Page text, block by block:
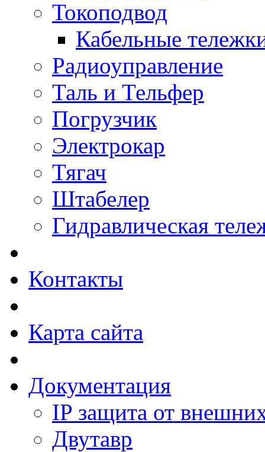
Токоподвод
Кабельные
Радиоуправление
Таль и Тельфер
Погрузчик
Электрокар
Тягач
Штабелер
Гидравлическая
Контакты
Карта сайта
Документация
IP защита от
Двутавр